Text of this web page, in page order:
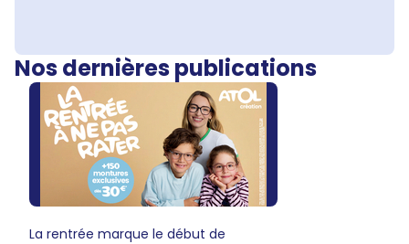
Nos dernières publications
La rentrée marque le début de